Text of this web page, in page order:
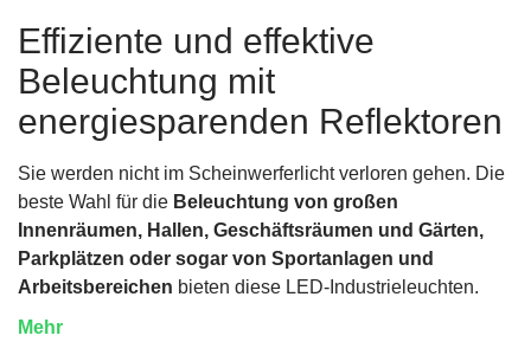
Effiziente und effektive
Beleuchtung mit
energiesparenden Reflektoren
Sie werden nicht im Scheinwerferlicht verloren gehen. Die
beste Wahl für die Beleuchtung von großen
Innenräumen, Hallen, Geschäftsräumen und Gärten,
Parkplätzen oder sogar von Sportanlagen und
Arbeitsbereichen bieten diese LED-Industrieleuchten.
Mehr